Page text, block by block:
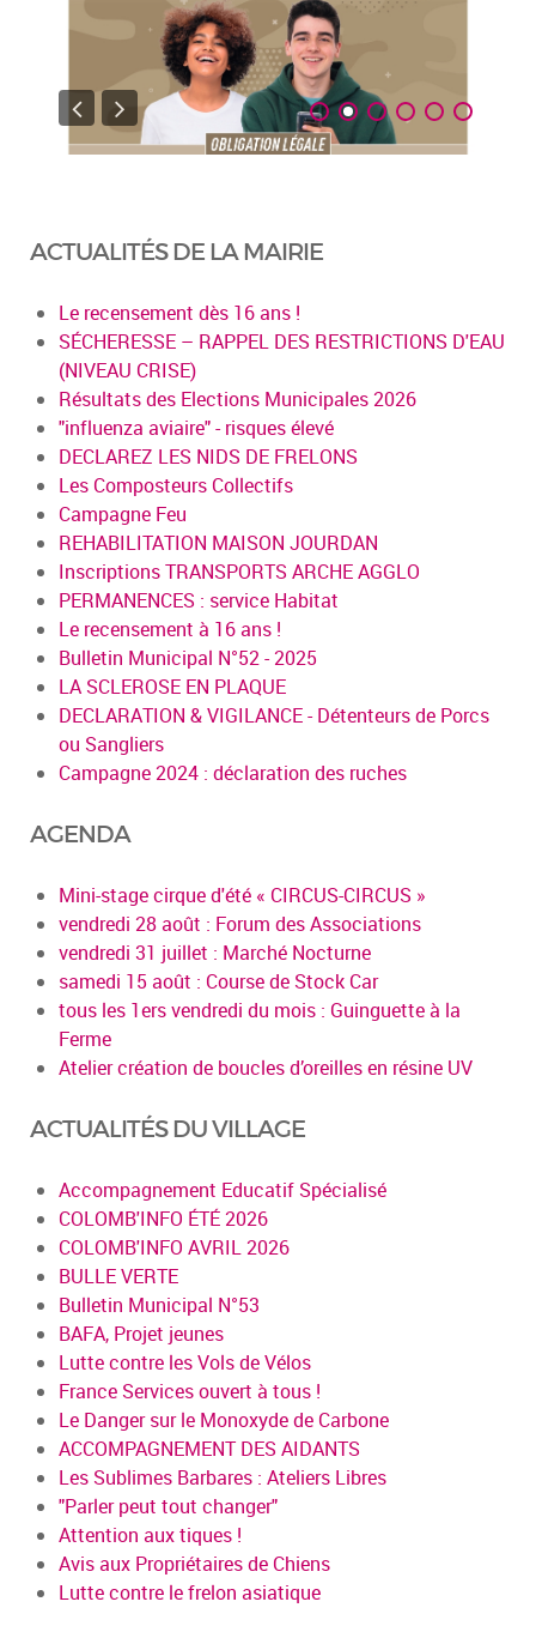
ACTUALITÉS DE LA MAIRIE
Le recensement dès 16 ans !
SÉCHERESSE – RAPPEL DES RESTRICTIONS D'EAU
(NIVEAU CRISE)
Résultats des Elections Municipales 2026
"influenza aviaire" - risques élevé
DECLAREZ LES NIDS DE FRELONS
Les Composteurs Collectifs
Campagne Feu
REHABILITATION MAISON JOURDAN
Inscriptions TRANSPORTS ARCHE AGGLO
PERMANENCES : service Habitat
Le recensement à 16 ans !
Bulletin Municipal N°52 - 2025
LA SCLEROSE EN PLAQUE
DECLARATION & VIGILANCE - Détenteurs de Porcs
ou Sangliers
Campagne 2024 : déclaration des ruches
AGENDA
Mini-stage cirque d'été « CIRCUS-CIRCUS »
vendredi 28 août : Forum des Associations
vendredi 31 juillet : Marché Nocturne
samedi 15 août : Course de Stock Car
tous les 1ers vendredi du mois : Guinguette à la
Ferme
Atelier création de boucles d’oreilles en résine UV
ACTUALITÉS DU VILLAGE
Accompagnement Educatif Spécialisé
COLOMB'INFO ÉTÉ 2026
COLOMB'INFO AVRIL 2026
BULLE VERTE
Bulletin Municipal N°53
BAFA, Projet jeunes
Lutte contre les Vols de Vélos
France Services ouvert à tous !
Le Danger sur le Monoxyde de Carbone
ACCOMPAGNEMENT DES AIDANTS
Les Sublimes Barbares : Ateliers Libres
"Parler peut tout changer"
Attention aux tiques !
Avis aux Propriétaires de Chiens
Lutte contre le frelon asiatique